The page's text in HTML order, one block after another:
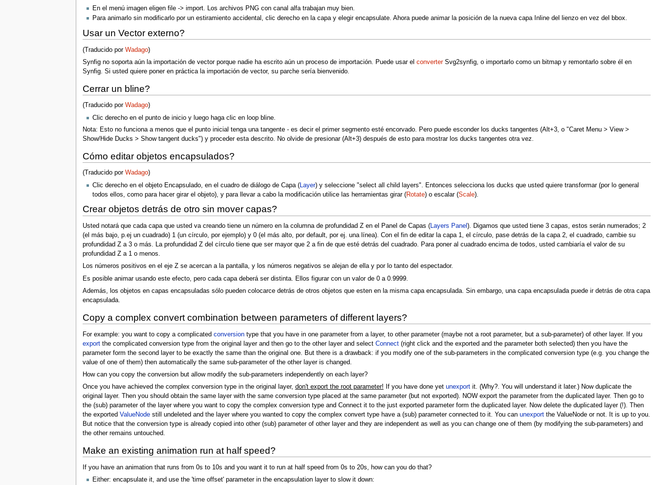
En el menú imagen eligen file -> import. Los archivos PNG con canal alfa trabajan muy bien.
Para animarlo sin modificarlo por un estiramiento accidental, clic derecho en la capa y elegir encapsulate. Ahora puede animar la posición de la nueva capa Inline del lienzo en vez del bbox.
Usar un Vector externo?
(Traducido por Wadago)
Synfig no soporta aún la importación de vector porque nadie ha escrito aún un proceso de importación. Puede usar el converterSvg2synfig, o importarlo como un bitmap y remontarlo sobre él en
Synfig. Si usted quiere poner en práctica la importación de vector, su parche sería bienvenido.
Cerrar un bline?
(Traducido por Wadago)
Clic derecho en el punto de inicio y luego haga clic en loop bline.
Nota: Esto no funciona a menos que el punto inicial tenga una tangente - es decir el primer segmento esté encorvado. Pero puede esconder los ducks tangentes (Alt+3, o "Caret Menu > View >
Show/Hide Ducks > Show tangent ducks") y proceder esta descrito. No olvide de presionar (Alt+3) después de esto para mostrar los ducks tangentes otra vez.
Cómo editar objetos encapsulados?
(Traducido por Wadago)
Clic derecho en el objeto Encapsulado, en el cuadro de diálogo de Capa (Layer) y seleccione "select all child layers". Entonces selecciona los ducks que usted quiere transformar (por lo general
todos ellos, como para hacer girar el objeto), y para llevar a cabo la modificación utilice las herramientas girar (Rotate) o escalar (Scale).
Crear objetos detrás de otro sin mover capas?
Usted notará que cada capa que usted va creando tiene un número en la columna de profundidad Z en el Panel de Capas (Layers Panel ). Digamos que usted tiene 3 capas, estos serán numerados; 2
(el más bajo, p.ej un cuadrado) 1 (un círculo, por ejemplo) y 0 (el más alto, por default, por ej. una línea). Con el fin de editar la capa 1, el círculo, pase detrás de la capa 2, el cuadrado, cambie su
profundidad Z a 3 o más. La profundidad Z del círculo tiene que ser mayor que 2 a fin de que esté detrás del cuadrado. Para poner al cuadrado encima de todos, usted cambiaría el valor de su
profundidad Z a 1 o menos.
Los números positivos en el eje Z se acercan a la pantalla, y los números negativos se alejan de ella y por lo tanto del espectador.
Es posible animar usando este efecto, pero cada capa deberá ser distinta. Ellos figurar con un valor de 0 a 0.9999.
Además, los objetos en capas encapsuladas sólo pueden colocarce detrás de otros objetos que esten en la misma capa encapsulada. Sin embargo, una capa encapsulada puede ir detrás de otra capa
encapsulada.
Copy a complex convert combination between parameters of different layers?
For example: you want to copy a complicated conversiontype that you have in one parameter from a layer, to other parameter (maybe not a root parameter, but a sub-parameter) of other layer. If you
exportthe complicated conversion type from the original layer and then go to the other layer and select Connect(right click and the exported and the parameter both selected) then you have the
parameter form the second layer to be exactly the same than the original one. But there is a drawback: if you modify one of the sub-parameters in the complicated conversion type (e.g. you change the
value of one of them) then automatically the same sub-parameter of the other layer is changed.
How can you copy the conversion but allow modify the sub-parameters independently on each layer?
Once you have achieved the complex conversion type in the original layer, don't export the root parameter! If you have done yet unexportit. (Why?. You will understand it later.) Now duplicate the
original layer. Then you should obtain the same layer with the same conversion type placed at the same parameter (but not exported). NOW export the parameter from the duplicated layer. Then go to
the (sub) parameter of the layer where you want to copy the complex conversion type and Connect it to the just exported parameter form the duplicated layer. Now delete the duplicated layer (!). Then
the exported ValueNodestill undeleted and the layer where you wanted to copy the complex convert type have a (sub) parameter connected to it. You can unexportthe ValueNode or not. It is up to you.
But notice that the conversion type is already copied into other (sub) parameter of other layer and they are independent as well as you can change one of them (by modifying the sub-parameters) and
the other remains untouched.
Make an existing animation run at half speed?
If you have an animation that runs from 0s to 10s and you want it to run at half speed from 0s to 20s, how can you do that?
Either: encapsulate it, and use the 'time offset' parameter in the encapsulation layer to slow it down: